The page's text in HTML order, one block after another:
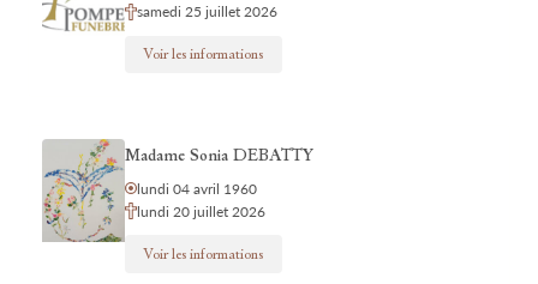
samedi 25 juillet 2026
Voir les informations
Madame Sonia DEBATTY
lundi 04 avril 1960
lundi 20 juillet 2026
Voir les informations